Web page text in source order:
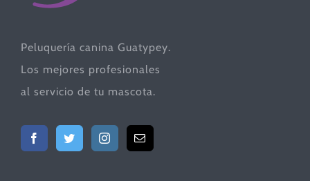
Peluquería canina Guatypey.
Los mejores profesionales
al servicio de tu mascota.